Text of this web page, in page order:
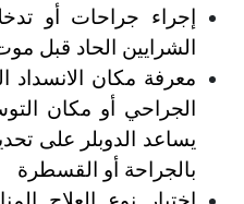
إجراء جراحات أو
الشرايين الحاد قبل
معرفة مكان الانسداد
الجراحي أو مكان
يساعد الدوبلر على
بالجراحة أو القسطرة